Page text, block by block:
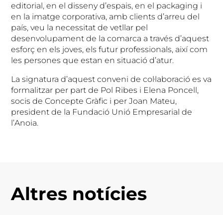
editorial, en el disseny d’espais, en el packaging i
en la imatge corporativa, amb clients d’arreu del
país, veu la necessitat de vetllar pel
desenvolupament de la comarca a través d’aquest
esforç en els joves, els futur professionals, així com
les persones que estan en situació d’atur.
La signatura d’aquest conveni de col·laboració es va
formalitzar per part de Pol Ribes i Elena Poncell,
socis de Concepte Gràfic i per Joan Mateu,
president de la Fundació Unió Empresarial de
l’Anoia.
Altres notícies